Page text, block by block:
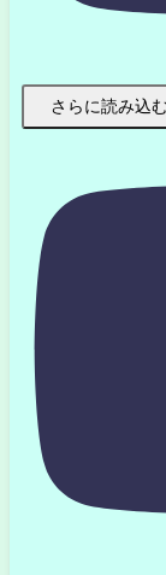
さらに読み込む